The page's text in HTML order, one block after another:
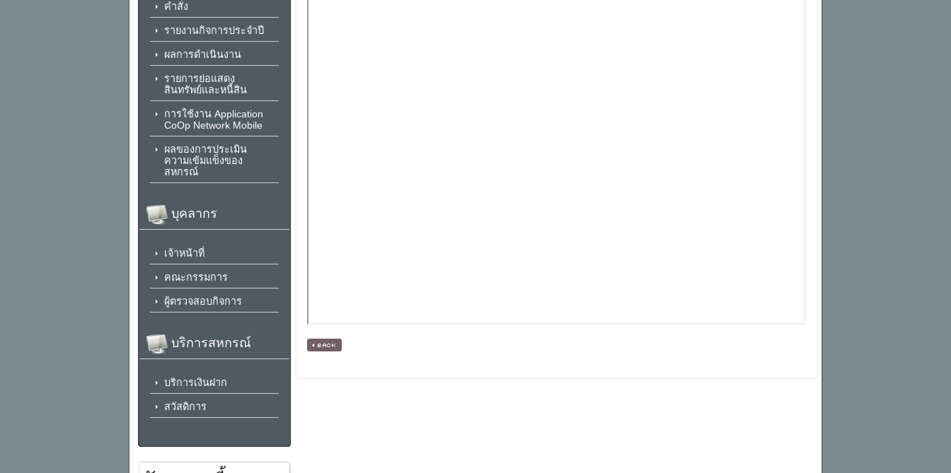
[ กลับหน้าหลัก ]
คำสั่ง
รายงานกิจการประจำปี
ผลการดำเนินงาน
รายการย่อแสดง
สินทรัพย์และหนี้สิน
การใช้งาน Application
CoOp Network Mobile
ผลของการประเมิน
ความเข้มแข็งของ
สหกรณ์
บุคลากร
เจ้าหน้าที่
คณะกรรมการ
ผู้ตรวจสอบกิจการ
บริการสหกรณ์
บริการเงินฝาก
สวัสดิการ